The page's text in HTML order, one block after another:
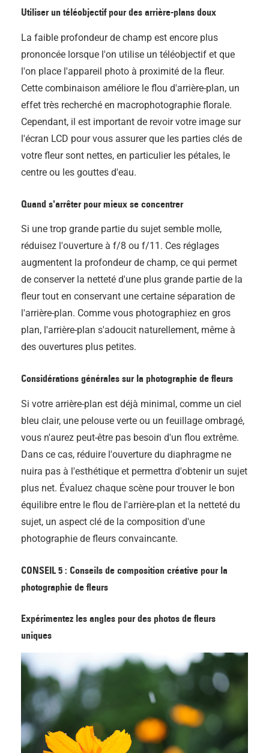
Utiliser un téléobjectif pour des arrière-plans doux
La faible profondeur de champ est encore plus
prononcée lorsque l'on utilise un téléobjectif et que
l'on place l'appareil photo à proximité de la fleur.
Cette combinaison améliore le flou d'arrière-plan, un
effet très recherché en macrophotographie florale.
Cependant, il est important de revoir votre image sur
l'écran LCD pour vous assurer que les parties clés de
votre fleur sont nettes, en particulier les pétales, le
centre ou les gouttes d'eau.
Quand s'arrêter pour mieux se concentrer
Si une trop grande partie du sujet semble molle,
réduisez l'ouverture à f/8 ou f/11. Ces réglages
augmentent la profondeur de champ, ce qui permet
de conserver la netteté d'une plus grande partie de la
fleur tout en conservant une certaine séparation de
l'arrière-plan. Comme vous photographiez en gros
plan, l'arrière-plan s'adoucit naturellement, même à
des ouvertures plus petites.
Considérations générales sur la photographie de fleurs
Si votre arrière-plan est déjà minimal, comme un ciel
bleu clair, une pelouse verte ou un feuillage ombragé,
vous n'aurez peut-être pas besoin d'un flou extrême.
Dans ce cas, réduire l'ouverture du diaphragme ne
nuira pas à l'esthétique et permettra d'obtenir un sujet
plus net. Évaluez chaque scène pour trouver le bon
équilibre entre le flou de l'arrière-plan et la netteté du
sujet, un aspect clé de la composition d'une
photographie de fleurs convaincante.
CONSEIL 5 : Conseils de composition créative pour la
photographie de fleurs
Expérimentez les angles pour des photos de fleurs
uniques